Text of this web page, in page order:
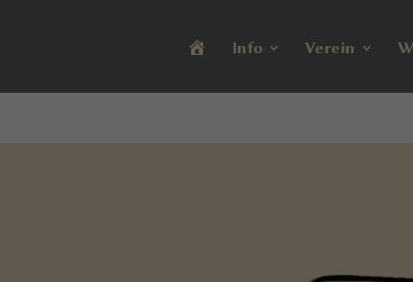
Info Verein